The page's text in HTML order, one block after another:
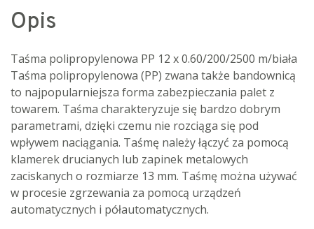
Opis
Taśma polipropylenowa PP 12 x 0.60/200/2500 m/biała
Taśma polipropylenowa (PP) zwana także bandownicą
to najpopularniejsza forma zabezpieczania palet z
towarem. Taśma charakteryzuje się bardzo dobrym
parametrami, dzięki czemu nie rozciąga się pod
wpływem naciągania. Taśmę należy łączyć za pomocą
klamerek drucianych lub zapinek metalowych
zaciskanych o rozmiarze 13 mm. Taśmę można używać
w procesie zgrzewania za pomocą urządzeń
automatycznych i półautomatycznych.